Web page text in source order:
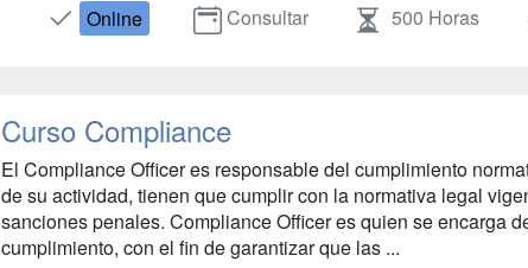
Online Consultar 500 Horas
Curso Compliance
El Compliance Officer es responsable del cumplimiento
de su actividad, tienen que cumplir con la normativa legal
sanciones penales. Compliance Officer es quien se encarga
cumplimiento, con el fin de garantizar que las ...